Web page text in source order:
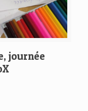
journée